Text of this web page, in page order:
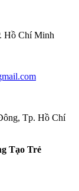
Hồ Chí Minh
Tp. Hồ Chí
Tạo Trẻ